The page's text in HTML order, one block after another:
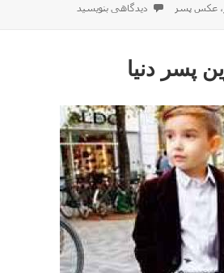
،عکس پسر برای عکس پسرهای مدل ایرانی
دیدگاهی بنویسید
پسر دنیا